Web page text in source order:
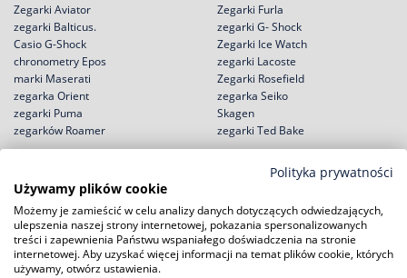
Zegarki Aviator
zegarki Balticus.
Casio G-Shock
chronometry Epos
Zegarki Furla
zegarki G- Shock
Zegarki Ice Watch
zegarki Lacoste
marki Maserati
zegarka Orient
zegarki Puma
zegarków Roamer
Zegarki Rosefield
zegarka Seiko
Skagen
zegarki Ted Bake
Zakupy
Zwroty i wymiany
Negocjacja ceny
Pomoc
Reklamacje
Regulamin
Polityka prywatności
Używamy plików cookie
Możemy je zamieścić w celu analizy danych dotyczących odwiedzających,
ulepszenia naszej strony internetowej, pokazania spersonalizowanych
treści i zapewnienia Państwu wspaniałego doświadczenia na stronie
internetowej. Aby uzyskać więcej informacji na temat plików cookie, których
używamy, otwórz ustawienia.